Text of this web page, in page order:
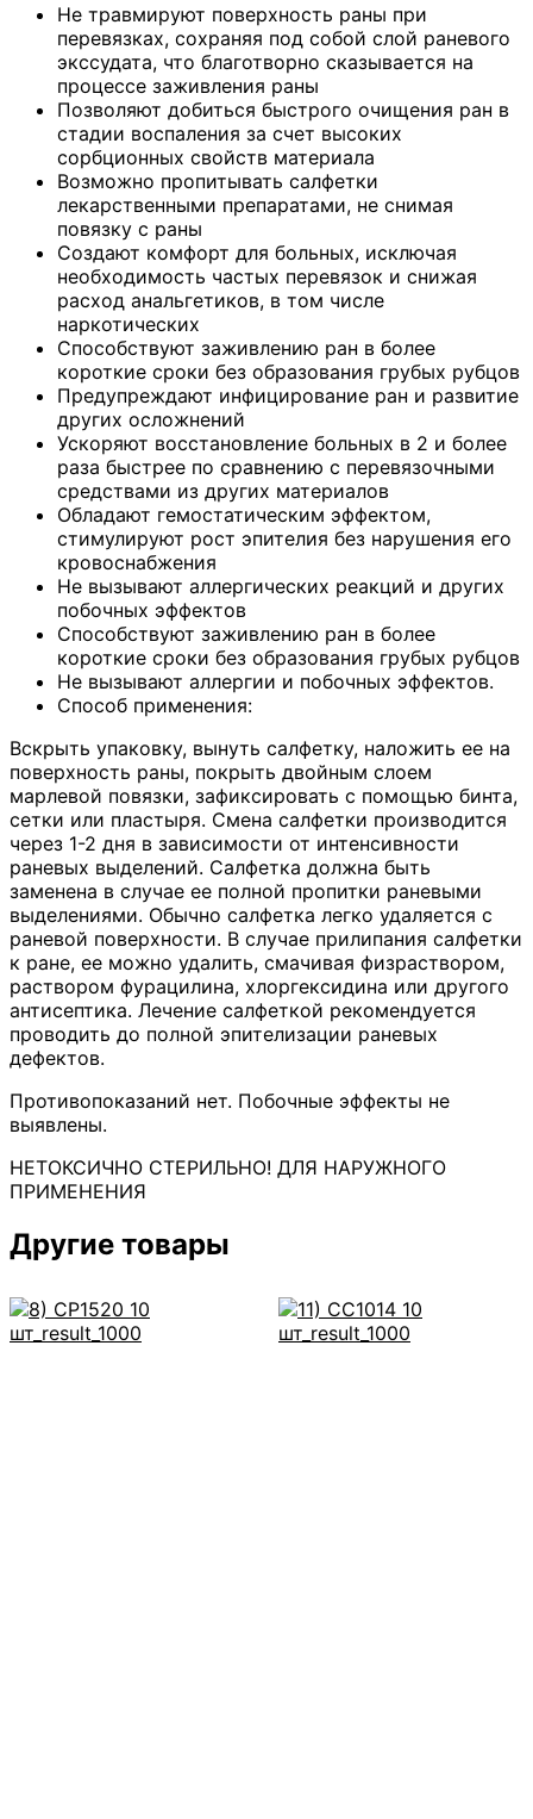
Не травмируют поверхность раны при
перевязках, сохраняя под собой слой раневого
экссудата, что благотворно сказывается на
процессе заживления раны
Позволяют добиться быстрого очищения ран в
стадии воспаления за счет высоких
сорбционных свойств материала
Возможно пропитывать салфетки
лекарственными препаратами, не снимая
повязку с раны
Создают комфорт для больных, исключая
необходимость частых перевязок и снижая
расход анальгетиков, в том числе
наркотических
Способствуют заживлению ран в более
короткие сроки без образования грубых рубцов
Предупреждают инфицирование ран и развитие
других осложнений
Ускоряют восстановление больных в 2 и более
раза быстрее по сравнению с перевязочными
средствами из других материалов
Обладают гемостатическим эффектом,
стимулируют рост эпителия без нарушения его
кровоснабжения
Не вызывают аллергических реакций и других
побочных эффектов
Способствуют заживлению ран в более
короткие сроки без образования грубых рубцов
Не вызывают аллергии и побочных эффектов.
Способ применения:
Вскрыть упаковку, вынуть салфетку, наложить ее на
поверхность раны, покрыть двойным слоем
марлевой повязки, зафиксировать с помощью бинта,
сетки или пластыря. Смена салфетки производится
через 1-2 дня в зависимости от интенсивности
раневых выделений. Салфетка должна быть
заменена в случае ее полной пропитки раневыми
выделениями. Обычно салфетка легко удаляется с
раневой поверхности. В случае прилипания салфетки
к ране, ее можно удалить, смачивая физраствором,
раствором фурацилина, хлоргексидина или другого
антисептика. Лечение салфеткой рекомендуется
проводить до полной эпителизации раневых
дефектов.
Противопоказаний нет. Побочные эффекты не
выявлены.
НЕТОКСИЧНО СТЕРИЛЬНО! ДЛЯ НАРУЖНОГО
ПРИМЕНЕНИЯ
Другие товары